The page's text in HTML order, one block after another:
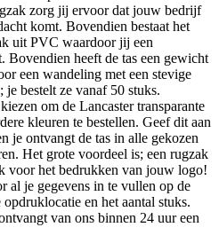
zorg jij ervoor dat jouw bedrijf
komt. Bovendien bestaat het
uit PVC waardoor jij een
Bovendien heeft de tas een gewicht
een wandeling met een stevige
bestelt ze vanaf 50 stuks.
om de Lancaster transparante
kleuren te bestellen. Geef dit aan
je ontvangt de tas in alle gekozen
Het grote voordeel is; een rugzak
voor het bedrukken van jouw logo!
al je gegevens in te vullen op de
en het aantal stuks.
van ons binnen 24 uur een